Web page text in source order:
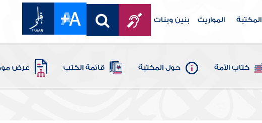
المكتبة المواريث بنين وبنات
كتاب الأمة حول المكتبة قائمة الكتب عرض